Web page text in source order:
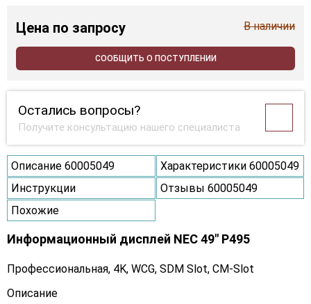
Цена по запросу В наличии
СООБЩИТЬ О ПОСТУПЛЕНИИ
Остались вопросы?
Получите консультацию нашего специалиста
Описание 60005049
Характеристики 60005049
Инструкции
Отзывы 60005049
Похожие
Информационный дисплей NEC 49" P495
Профессиональная, 4K, WCG, SDM Slot, CM-Slot
Описание